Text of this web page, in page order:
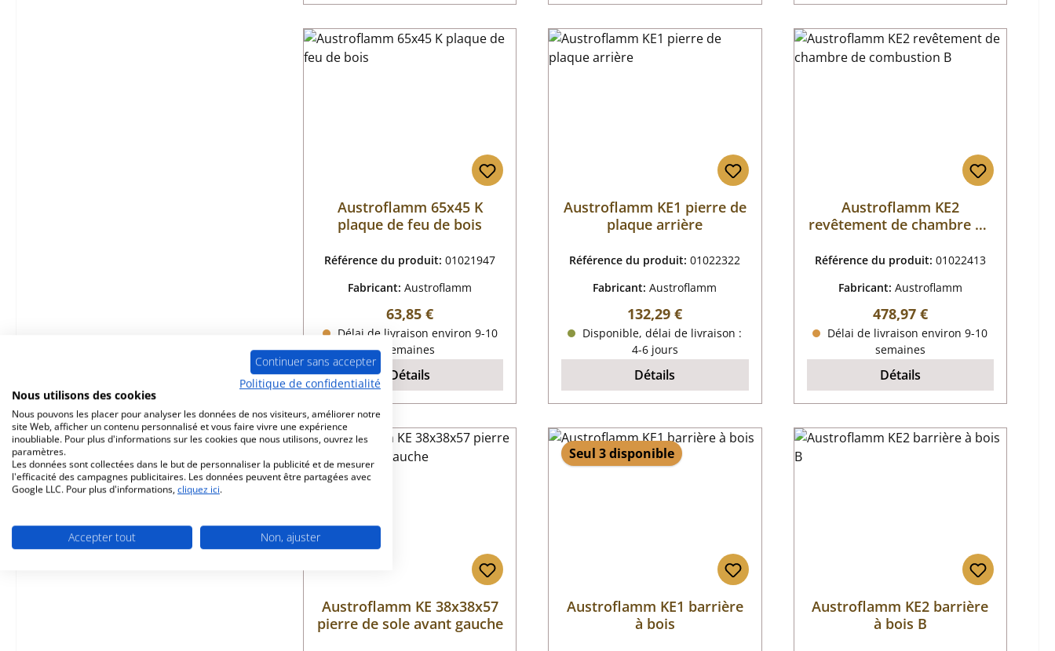
Austroflamm 65x45 K
plaque de feu de bois
Référence du produit:01021947
Fabricant:Austroflamm
Prix régulier :
63,85 €
Délai de livraison environ 9-10
semaines
Détails
Austroflamm KE1 pierre de
plaque arrière
Référence du produit:01022322
Fabricant:Austroflamm
Prix régulier :
132,29 €
Disponible, délai de livraison :
4-6 jours
Détails
Austroflamm KE2
revêtement de chambre de
Référence du produit: 01022413
Fabricant: Austroflamm
Prix régulier :
478,97 €
Délai de livraison environ 9-10
semaines
Détails
Austroflamm KE 38x38x57
pierre de sole avant gauche
Seul 3 disponible
Austroflamm KE1 barrière
à bois
Austroflamm KE2 barrière
à bois B
Continuer sans accepter
Politique de confidentialité
Nous utilisons des cookies
Nous pouvons les placer pour analyser les données de nos visiteurs, améliorer notre
site Web, afficher un contenu personnalisé et vous faire vivre une expérience
inoubliable. Pour plus d'informations sur les cookies que nous utilisons, ouvrez les
paramètres.
Les données sont collectées dans le but de personnaliser la publicité et de mesurer
l'efficacité des campagnes publicitaires. Les données peuvent être partagées avec
Google LLC. Pour plus d'informations, cliquez ici.
Accepter tout Non, ajuster